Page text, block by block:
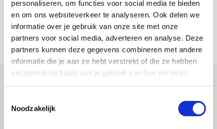
personaliseren, om functies voor social media te bieden
en om ons websiteverkeer te analyseren. Ook delen we
informatie over je gebruik van onze site met onze
partners voor social media, adverteren en analyse. Deze
partners kunnen deze gegevens combineren met andere
informatie die je aan ze hebt verstrekt of die ze hebben
verzameld op basis van je gebruik van hun services.
Noodzakelijk
Net binnen //
Ter Stegen over uitdagingen en
05 AUGUSTUS 2026 - 20:00